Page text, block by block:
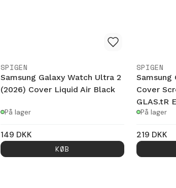
SPIGEN
Samsung Galaxy Watch Ultra 2
(2026) Cover Liquid Air Black
På lager
149 DKK
KØB
SPIGEN
Samsung
Cover
GLAS.tR
På lager
219 DKK